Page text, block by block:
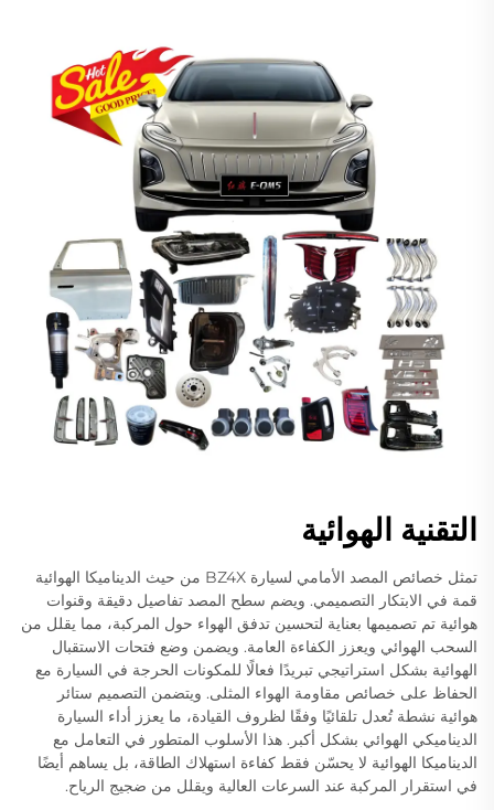
التقنية الهوائية
تمثل خصائص المصد الأمامي لسيارة BZ4X من حيث الديناميكا الهوائية
قمة في الابتكار التصميمي. ويضم سطح المصد تفاصيل دقيقة وقنوات
هوائية تم تصميمها بعناية لتحسين تدفق الهواء حول المركبة، مما يقلل من
السحب الهوائي ويعزز الكفاءة العامة. ويضمن وضع فتحات الاستقبال
الهوائية بشكل استراتيجي تبريدًا فعالًا للمكونات الحرجة في السيارة مع
الحفاظ على خصائص مقاومة الهواء المثلى. ويتضمن التصميم ستائر
هوائية نشطة تُعدل تلقائيًا وفقًا لظروف القيادة، ما يعزز أداء السيارة
الديناميكي الهوائي بشكل أكبر. هذا الأسلوب المتطور في التعامل مع
الديناميكا الهوائية لا يحسّن فقط كفاءة استهلاك الطاقة، بل يساهم أيضًا
في استقرار المركبة عند السرعات العالية ويقلل من ضجيج الرياح.